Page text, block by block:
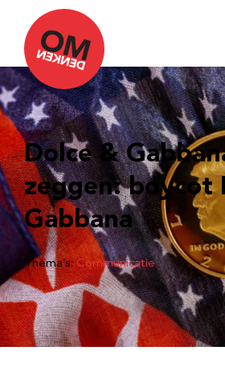
Dolce &
zeggen: boycot
Gabbana
Thema’s:Communicatie